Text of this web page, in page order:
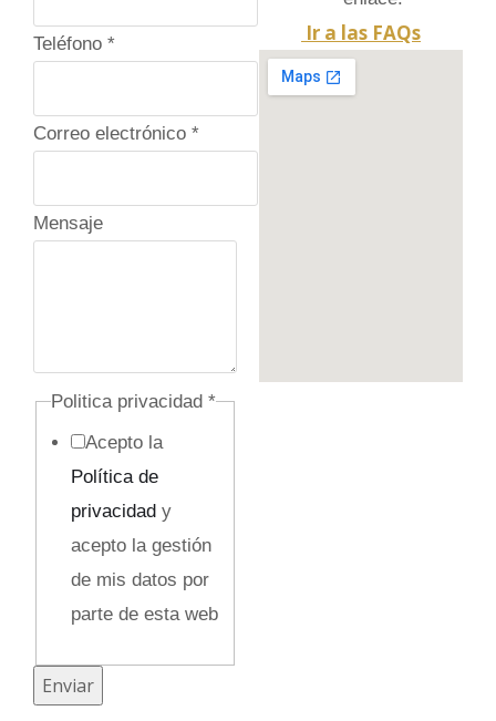
e
c
r
ó
i
Teléfono *
Correo electrónico *
Mensaje
Politica privacidad *
Acepto la
Política de
privacidady
acepto la gestión
de mis datos por
parte de esta web
Enviar
Ir a las FAQs